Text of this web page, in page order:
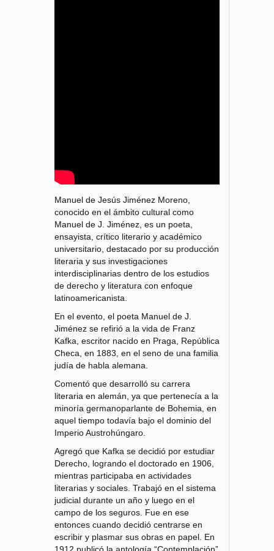
Manuel de Jesús Jiménez Moreno,
conocido en el ámbito cultural como
Manuel de J. Jiménez, es un poeta,
ensayista, crítico literario y académico
universitario, destacado por su producción
literaria y sus investigaciones
interdisciplinarias dentro de los estudios
de derecho y literatura con enfoque
latinoamericanista.
En el evento, el poeta Manuel de J.
Jiménez se refirió a la vida de Franz
Kafka, escritor nacido en Praga, República
Checa, en 1883, en el seno de una familia
judía de habla alemana.
Comentó que desarrolló su carrera
literaria en alemán, ya que pertenecía a la
minoría germanoparlante de Bohemia, en
aquel tiempo todavía bajo el dominio del
Imperio Austrohúngaro.
Agregó que Kafka se decidió por estudiar
Derecho, logrando el doctorado en 1906,
mientras participaba en actividades
literarias y sociales. Trabajó en el sistema
judicial durante un año y luego en el
campo de los seguros. Fue en ese
entonces cuando decidió centrarse en
escribir y plasmar sus obras en papel. En
1912 publicó la antología “Contemplación”